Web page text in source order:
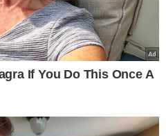
com deputado:
imprensa nesta terça-feira
ataques nas redes